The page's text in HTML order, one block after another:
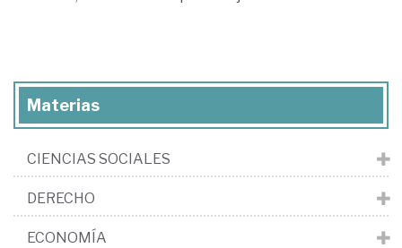
Materias
CIENCIAS SOCIALES
DERECHO
ECONOMÍA